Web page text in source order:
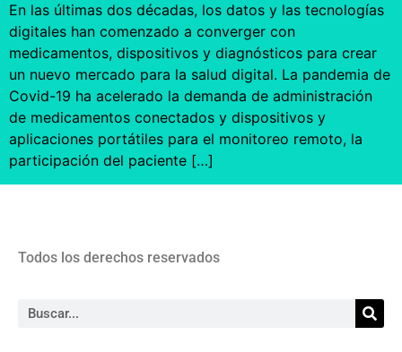
En las últimas dos décadas, los datos y las tecnologías
digitales han comenzado a converger con
medicamentos, dispositivos y diagnósticos para crear
un nuevo mercado para la salud digital. La pandemia de
Covid-19 ha acelerado la demanda de administración
de medicamentos conectados y dispositivos y
aplicaciones portátiles para el monitoreo remoto, la
participación del paciente […]
Todos los derechos reservados